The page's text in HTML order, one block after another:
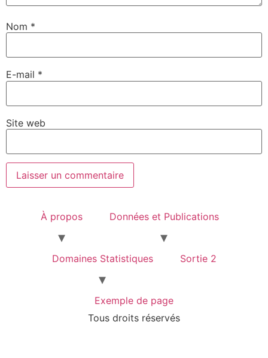
Nom *
E-mail *
Site web
À propos Données et Publications
Domaines Statistiques Sortie 2
Exemple de page
Tous droits réservés